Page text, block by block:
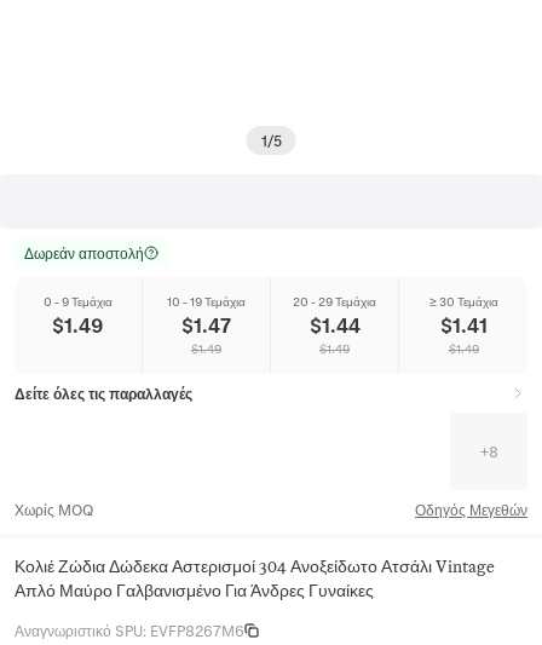
1/5
Δωρεάν αποστολή
0 - 9 Τεμάχια
$1.49
10 - 19 Τεμάχια
$1.47
$1.49
20 - 29 Τεμάχια
$1.44
$1.49
≥ 30 Τεμάχια
$1.41
$1.49
Δείτε όλες τις παραλλαγές
+8
Χωρίς MOQ Οδηγός Μεγεθών
Κολιέ Ζώδια Δώδεκα Αστερισμοί 304 Ανοξείδωτο Ατσάλι Vintage
Απλό Μαύρο Γαλβανισμένο Για Άνδρες Γυναίκες
Αναγνωριστικό SPU: EVFP8267M6